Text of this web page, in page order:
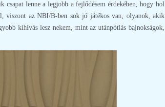
csapat lenne a legjobb a fejlődésem érdekében, hogy hol
viszont az NBI/B-ben sok jó játékos van, olyanok, akik
kihívás lesz nekem, mint az utánpótlás bajnokságok,